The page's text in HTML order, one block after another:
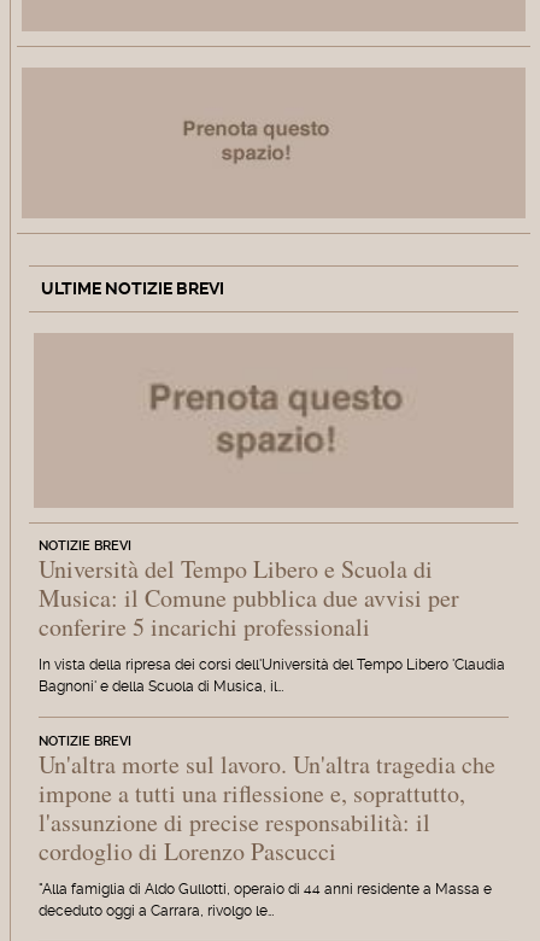
ULTIME NOTIZIE BREVI
NOTIZIE BREVI
Università del Tempo Libero e Scuola di
Musica: il Comune pubblica due avvisi per
conferire 5 incarichi professionali
In vista della ripresa dei corsi dell'Università del Tempo Libero 'Claudia
Bagnoni' e della Scuola di Musica, il…
NOTIZIE BREVI
Un'altra morte sul lavoro. Un'altra tragedia che
impone a tutti una riflessione e, soprattutto,
l'assunzione di precise responsabilità: il
cordoglio di Lorenzo Pascucci
"Alla famiglia di Aldo Gullotti, operaio di 44 anni residente a Massa e
deceduto oggi a Carrara, rivolgo le…